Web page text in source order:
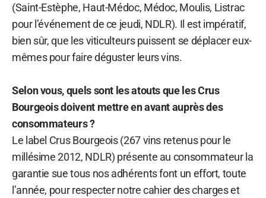
(Saint-Estèphe, Haut-Médoc, Médoc, Moulis, Listrac
pour l’événement de ce jeudi, NDLR). Il est impératif,
bien sûr, que les viticulteurs puissent se déplacer eux-
mêmes pour faire déguster leurs vins.
Selon vous, quels sont les atouts que les Crus
Bourgeois doivent mettre en avant auprès des
consommateurs ?
Le label Crus Bourgeois (267 vins retenus pour le
millésime 2012, NDLR) présente au consommateur la
garantie sue tous nos adhérents font un effort, toute
l’année, pour respecter notre cahier des charges et